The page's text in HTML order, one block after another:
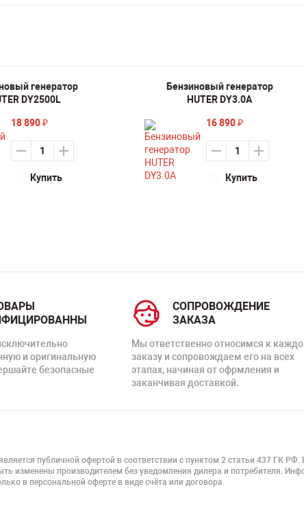
генератор
DY2500L
18 890 ₽
Купить
Бензиновый генератор
HUTER DY3.0A
16 890 ₽
Купить
и оригинальную
безопасные
СОПРОВОЖДЕНИЕ
ЗАКАЗА
Мы ответственно относимся к
заказу и сопровождаем его на всех
этапах, начиная от офрмления и
заканчивая доставкой.
публичной офертой в соответствии с пунктом 2 статьи 437 ГК
изменены производителем без уведомления дилера и потребителя.
в персональной оферте в виде счёта или договора.